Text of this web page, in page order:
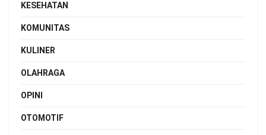
KESEHATAN
KOMUNITAS
KULINER
OLAHRAGA
OPINI
OTOMOTIF